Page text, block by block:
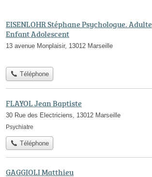
EISENLOHR Stéphane Psychologue. Adulte
Enfant Adolescent
13 avenue Monplaisir, 13012 Marseille
Téléphone
FLAYOL Jean Baptiste
30 Rue des Electriciens, 13012 Marseille
Psychiatre
Téléphone
GAGGIOLI Matthieu